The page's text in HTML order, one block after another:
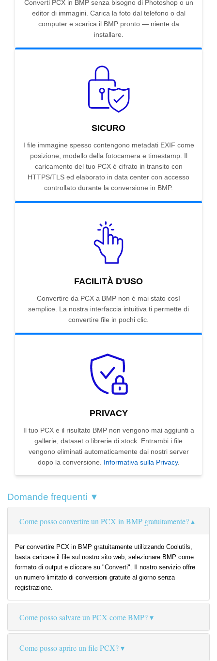
Converti PCX in BMP senza bisogno di Photoshop o un
editor di immagini. Carica la foto dal telefono o dal
computer e scarica il BMP pronto — niente da
installare.
SICURO
I file immagine spesso contengono metadati EXIF come
posizione, modello della fotocamera e timestamp. Il
caricamento del tuo PCX è cifrato in transito con
HTTPS/TLS ed elaborato in data center con accesso
controllato durante la conversione in BMP.
FACILITÀ D'USO
Convertire da PCX a BMP non è mai stato così
semplice. La nostra interfaccia intuitiva ti permette di
convertire file in pochi clic.
PRIVACY
Il tuo PCX e il risultato BMP non vengono mai aggiunti a
gallerie, dataset o librerie di stock. Entrambi i file
vengono eliminati automaticamente dai nostri server
dopo la conversione. Informativa sulla Privacy.
Domande frequenti ▼
Come posso convertire un PCX in BMP gratuitamente?
Per convertire PCX in BMP gratuitamente utilizzando Coolutils,
basta caricare il file sul nostro sito web, selezionare BMP come
formato di output e cliccare su "Converti". Il nostro servizio offre
un numero limitato di conversioni gratuite al giorno senza
registrazione.
Come posso salvare un PCX come BMP?
Come posso aprire un file PCX?